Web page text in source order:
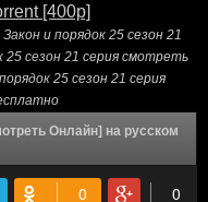
[400p]
Закон и порядок 25 сезон 21
25 сезон 21 серия смотреть
25 сезон 21 серия
Онлайн] на русском